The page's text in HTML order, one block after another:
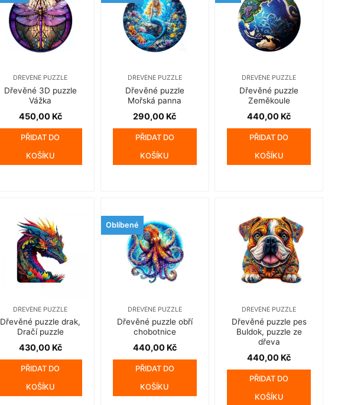
DŘEVĚNÉ PUZZLE
Dřevěné 3D puzzle
Vážka
450,00 Kč
PŘIDAT DO
KOŠÍKU
DŘEVĚNÉ PUZZLE
Dřevěné puzzle
Mořská panna
290,00 Kč
PŘIDAT DO
KOŠÍKU
DŘEVĚNÉ PUZZLE
Dřevěné puzzle
Zeměkoule
440,00 Kč
PŘIDAT DO
KOŠÍKU
DŘEVĚNÉ PUZZLE
Dřevěné puzzle drak,
Dračí puzzle
430,00 Kč
PŘIDAT DO
KOŠÍKU
Oblíbené
DŘEVĚNÉ PUZZLE
Dřevěné puzzle obří
chobotnice
440,00 Kč
PŘIDAT DO
KOŠÍKU
DŘEVĚNÉ PUZZLE
Dřevěné puzzle pes
Buldok, puzzle ze
dřeva
440,00 Kč
PŘIDAT DO
KOŠÍKU